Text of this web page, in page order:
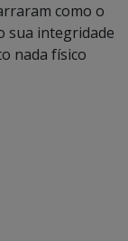
como o
sua integridade
nada físico